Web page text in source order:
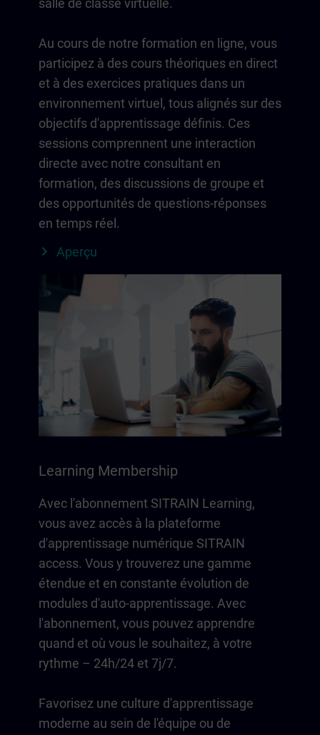
salle de classe virtuelle.
Au cours de notre formation en ligne, vous
participez à des cours théoriques en direct
et à des exercices pratiques dans un
environnement virtuel, tous alignés sur des
objectifs d'apprentissage définis. Ces
sessions comprennent une interaction
directe avec notre consultant en
formation, des discussions de groupe et
des opportunités de questions-réponses
en temps réel.
Aperçu
Learning Membership
Avec l'abonnement SITRAIN Learning,
vous avez accès à la plateforme
d'apprentissage numérique SITRAIN
access. Vous y trouverez une gamme
étendue et en constante évolution de
modules d'auto-apprentissage. Avec
l'abonnement, vous pouvez apprendre
quand et où vous le souhaitez, à votre
rythme – 24h/24 et 7j/7.
Favorisez une culture d'apprentissage
moderne au sein de l'équipe ou de